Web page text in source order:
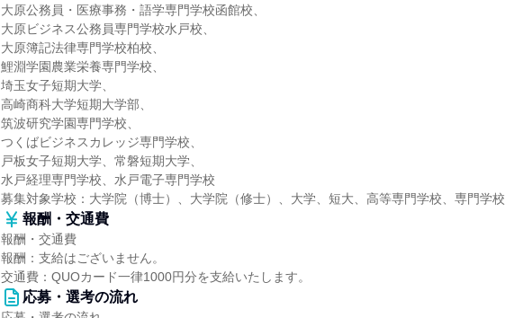
大原公務員・医療事務・語学専門学校函館校、
大原ビジネス公務員専門学校水戸校、
大原簿記法律専門学校柏校、
鯉淵学園農業栄養専門学校、
埼玉女子短期大学、
高崎商科大学短期大学部、
筑波研究学園専門学校、
つくばビジネスカレッジ専門学校、
戸板女子短期大学、常磐短期大学、
水戸経理専門学校、水戸電子専門学校
募集対象学校：大学院（博士）、大学院（修士）、大学、短大、高等専門学校、専門学校
報酬・交通費
報酬・交通費
報酬：支給はございません。
交通費：QUOカード一律1000円分を支給いたします。
応募・選考の流れ